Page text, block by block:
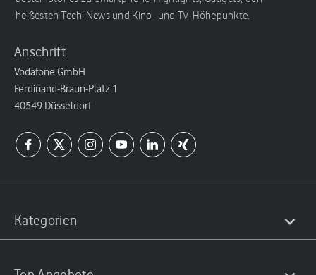
heißesten Tech-News und Kino- und TV-Höhepunkte.
Anschrift
Vodafone GmbH
Ferdinand-Braun-Platz 1
40549 Düsseldorf
Kategorien